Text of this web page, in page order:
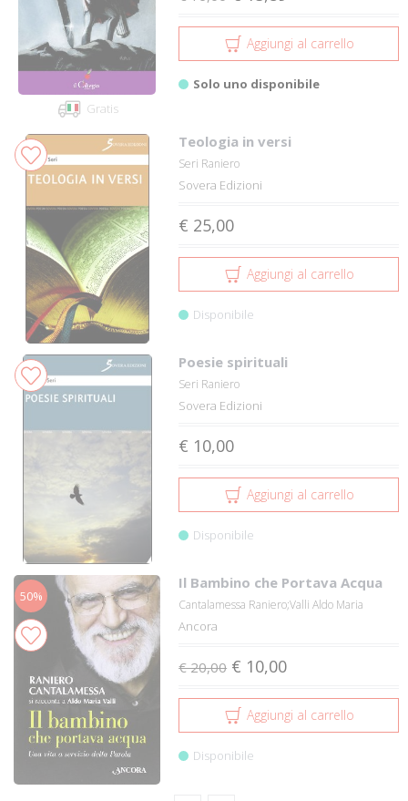
Gratis
Aggiungi al carrello
Solo uno disponibile
Teologia in versi
Seri Raniero
Sovera Edizioni
€ 25,00
Aggiungi al carrello
Disponibile
Poesie spirituali
Seri Raniero
Sovera Edizioni
€ 10,00
Aggiungi al carrello
Disponibile
50%
Il Bambino che Portava Acqua
Cantalamessa Raniero;Valli Aldo Maria
Ancora
€ 20,00 € 10,00
Aggiungi al carrello
Disponibile